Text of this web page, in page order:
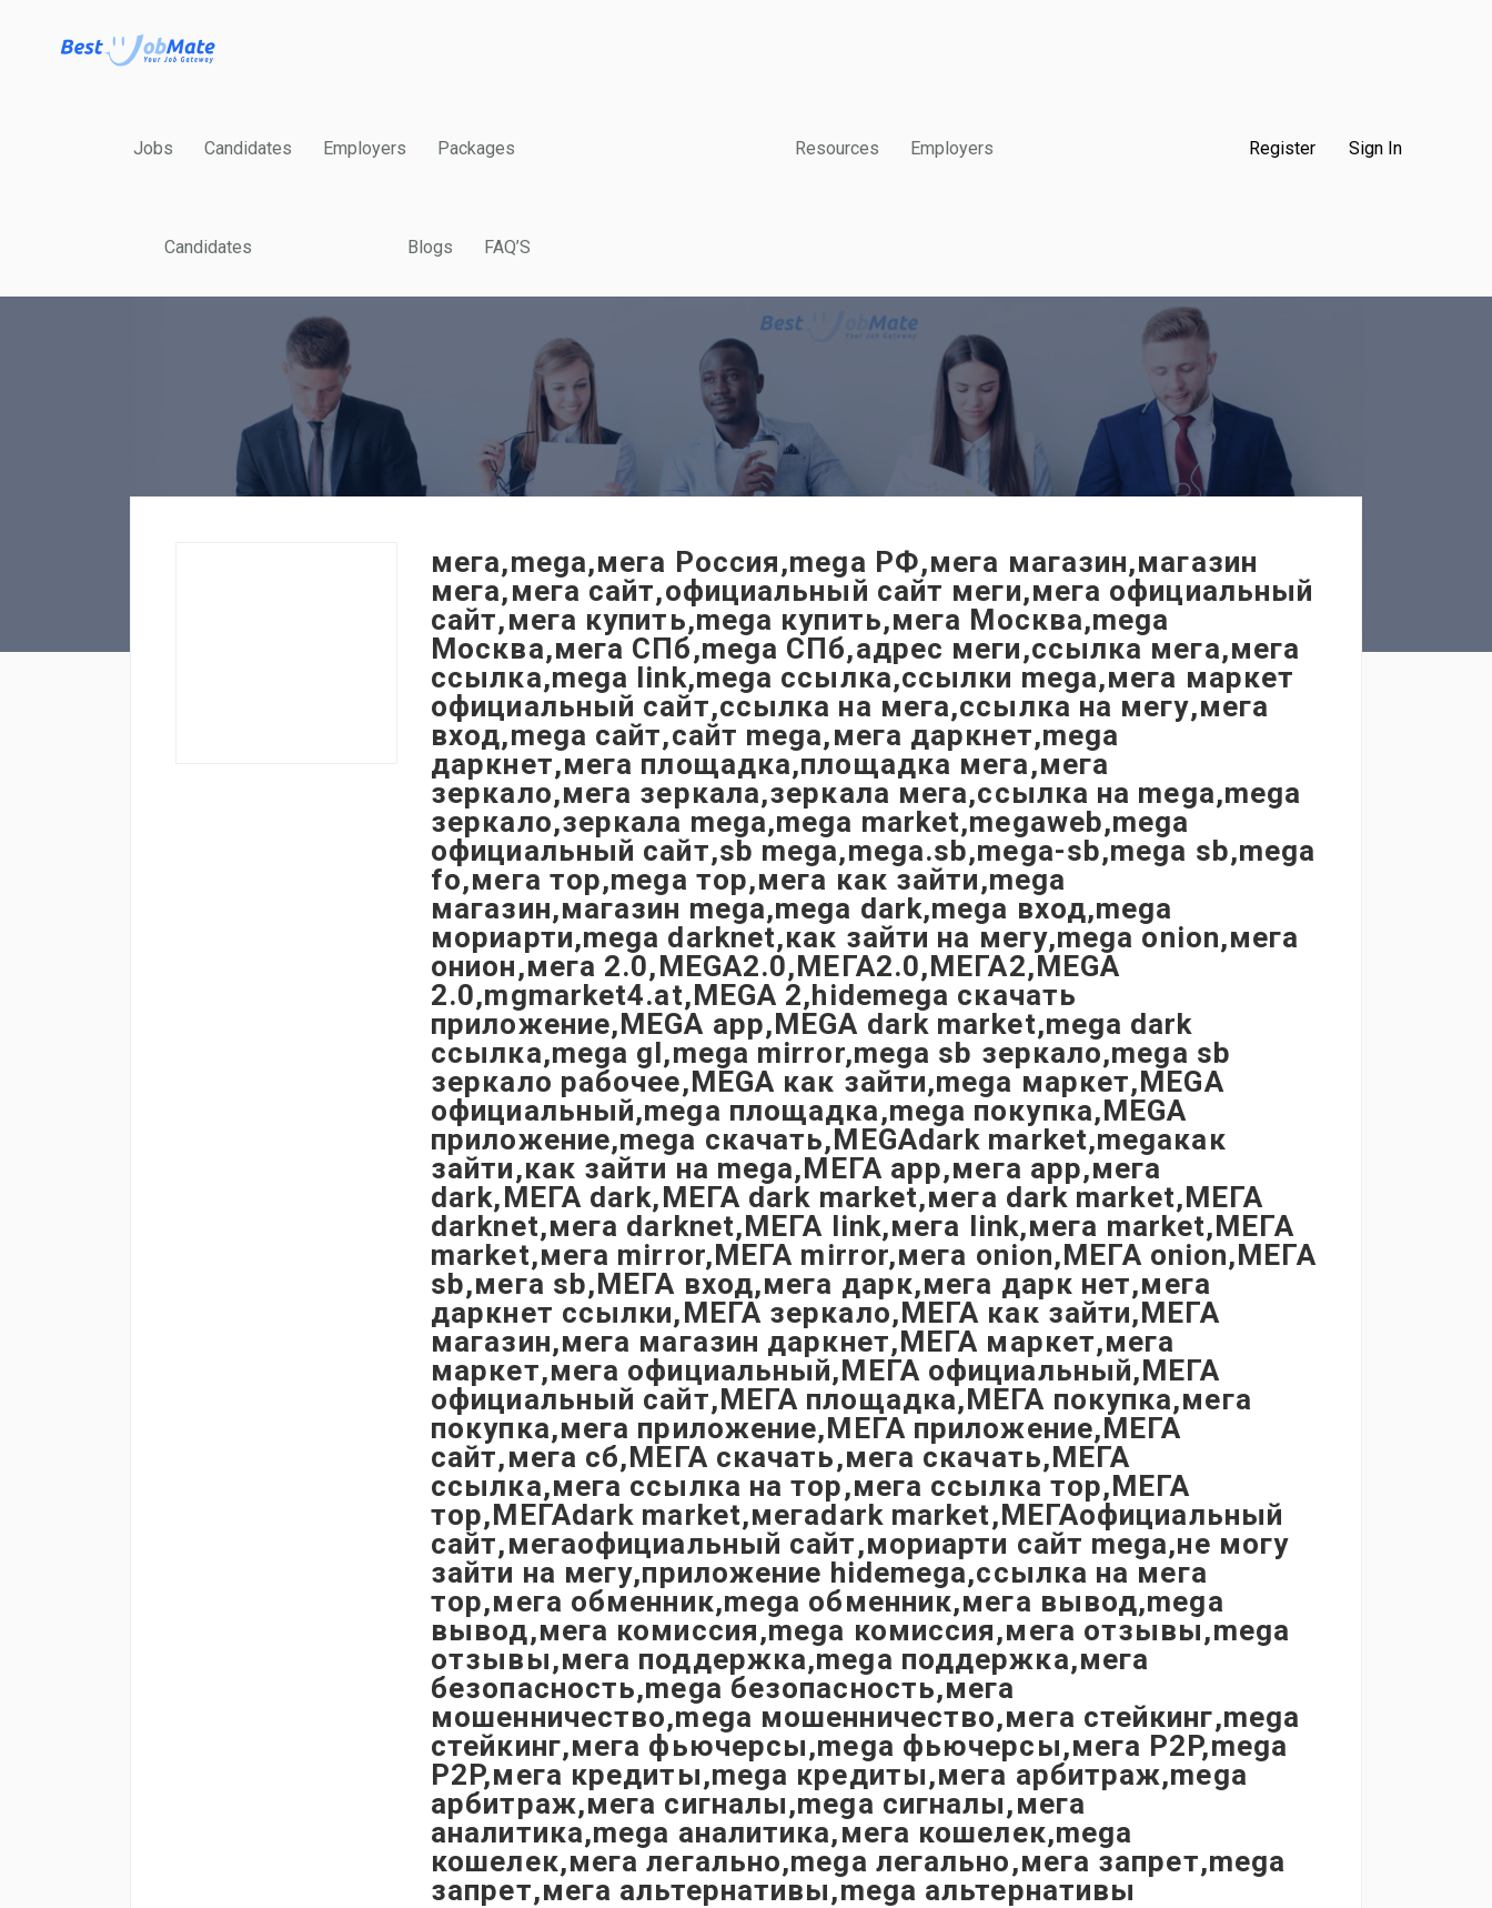
Jobs Candidates Employers Packages Resources Employers
Candidates Blogs FAQ’S
Register Sign In
мега,mega,мега Россия,mega РФ,мега магазин,магазин
мега,мега сайт,официальный сайт меги,мега официальный
сайт,мега купить,mega купить,мега Москва,mega
Москва,мега СПб,mega СПб,адрес меги,ссылка мега,мега
ссылка,mega link,mega ссылка,ссылки mega,мега маркет
официальный сайт,ссылка на мега,ссылка на мегу,мега
вход,mega сайт,сайт mega,мега даркнет,mega
даркнет,мега площадка,площадка мега,мега
зеркало,мега зеркала,зеркала мега,ссылка на mega,mega
зеркало,зеркала mega,mega market,megaweb,mega
официальный сайт,sb mega,mega.sb,mega-sb,mega sb,mega
fo,мега тор,mega тор,мега как зайти,mega
магазин,магазин mega,mega dark,mega вход,mega
мориарти,mega darknet,как зайти на мегу,mega onion,мега
онион,мега 2.0,MEGA2.0,МЕГА2.0,МЕГА2,MEGA
2.0,mgmarket4.at,MEGA 2,hidemega скачать
приложение,MEGA app,MEGA dark market,mega dark
ссылка,mega gl,mega mirror,mega sb зеркало,mega sb
зеркало рабочее,MEGA как зайти,mega маркет,MEGA
официальный,mega площадка,mega покупка,MEGA
приложение,mega скачать,MEGAdark market,megaкак
зайти,как зайти на mega,МЕГА app,мега app,мега
dark,МЕГА dark,МЕГА dark market,мега dark market,МЕГА
darknet,мега darknet,МЕГА link,мега link,мега market,МЕГА
market,мега mirror,МЕГА mirror,мега onion,МЕГА onion,МЕГА
sb,мега sb,МЕГА вход,мега дарк,мега дарк нет,мега
даркнет ссылки,МЕГА зеркало,МЕГА как зайти,МЕГА
магазин,мега магазин даркнет,МЕГА маркет,мега
маркет,мега официальный,МЕГА официальный,МЕГА
официальный сайт,МЕГА площадка,МЕГА покупка,мега
покупка,мега приложение,МЕГА приложение,МЕГА
сайт,мега сб,МЕГА скачать,мега скачать,МЕГА
ссылка,мега ссылка на тор,мега ссылка тор,МЕГА
тор,МЕГАdark market,мегаdark market,МЕГАофициальный
сайт,мегаофициальный сайт,мориарти сайт mega,не могу
зайти на мегу,приложение hidemega,ссылка на мега
тор,мега обменник,mega обменник,мега вывод,mega
вывод,мега комиссия,mega комиссия,мега отзывы,mega
отзывы,мега поддержка,mega поддержка,мега
безопасность,mega безопасность,мега
мошенничество,mega мошенничество,мега стейкинг,mega
стейкинг,мега фьючерсы,mega фьючерсы,мега P2P,mega
P2P,мега кредиты,mega кредиты,мега арбитраж,mega
арбитраж,мега сигналы,mega сигналы,мега
аналитика,mega аналитика,мега кошелек,mega
кошелек,мега легально,mega легально,мега запрет,mega
запрет,мега альтернативы,mega альтернативы